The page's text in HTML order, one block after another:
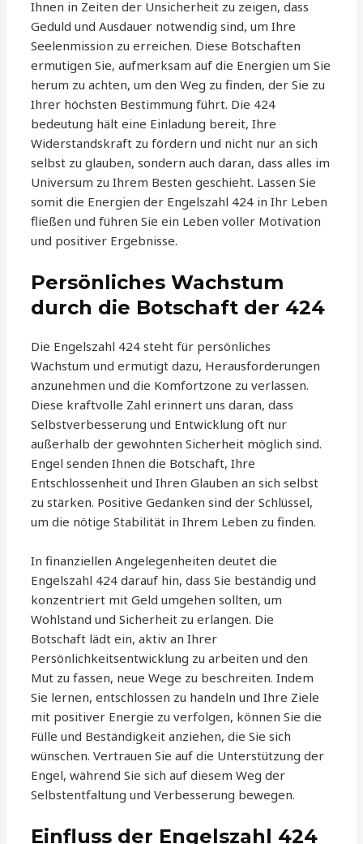
Ihnen in Zeiten der Unsicherheit zu zeigen, dass
Geduld und Ausdauer notwendig sind, um Ihre
Seelenmission zu erreichen. Diese Botschaften
ermutigen Sie, aufmerksam auf die Energien um Sie
herum zu achten, um den Weg zu finden, der Sie zu
Ihrer höchsten Bestimmung führt. Die 424
bedeutung hält eine Einladung bereit, Ihre
Widerstandskraft zu fördern und nicht nur an sich
selbst zu glauben, sondern auch daran, dass alles im
Universum zu Ihrem Besten geschieht. Lassen Sie
somit die Energien der Engelszahl 424 in Ihr Leben
fließen und führen Sie ein Leben voller Motivation
und positiver Ergebnisse.
Persönliches Wachstum
durch die Botschaft der 424
Die Engelszahl 424 steht für persönliches
Wachstum und ermutigt dazu, Herausforderungen
anzunehmen und die Komfortzone zu verlassen.
Diese kraftvolle Zahl erinnert uns daran, dass
Selbstverbesserung und Entwicklung oft nur
außerhalb der gewohnten Sicherheit möglich sind.
Engel senden Ihnen die Botschaft, Ihre
Entschlossenheit und Ihren Glauben an sich selbst
zu stärken. Positive Gedanken sind der Schlüssel,
um die nötige Stabilität in Ihrem Leben zu finden.
In finanziellen Angelegenheiten deutet die
Engelszahl 424 darauf hin, dass Sie beständig und
konzentriert mit Geld umgehen sollten, um
Wohlstand und Sicherheit zu erlangen. Die
Botschaft lädt ein, aktiv an Ihrer
Persönlichkeitsentwicklung zu arbeiten und den
Mut zu fassen, neue Wege zu beschreiten. Indem
Sie lernen, entschlossen zu handeln und Ihre Ziele
mit positiver Energie zu verfolgen, können Sie die
Fülle und Beständigkeit anziehen, die Sie sich
wünschen. Vertrauen Sie auf die Unterstützung der
Engel, während Sie sich auf diesem Weg der
Selbstentfaltung und Verbesserung bewegen.
Einfluss der Engelszahl 424